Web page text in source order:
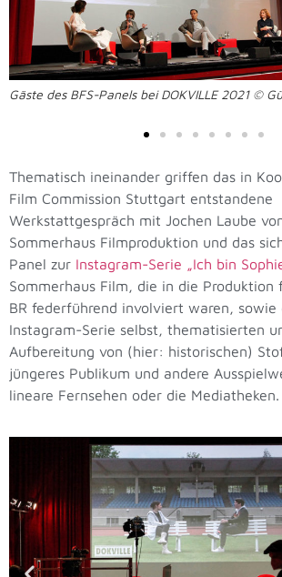
Gäste des BFS-Panels bei DOKVILLE 2021 ©
Thematisch ineinander griffen das in
Film Commission Stuttgart entstandene
Werkstattgespräch mit Jochen Laube
Sommerhaus Filmproduktion und das
Panel zur Instagram-Serie „Ich bin
Sommerhaus Film, die in die Produktion
BR federführend involviert waren, sowie
Instagram-Serie selbst, thematisierten
Aufbereitung von (hier: historischen)
jüngeres Publikum und andere
lineare Fernsehen oder die Mediatheken.